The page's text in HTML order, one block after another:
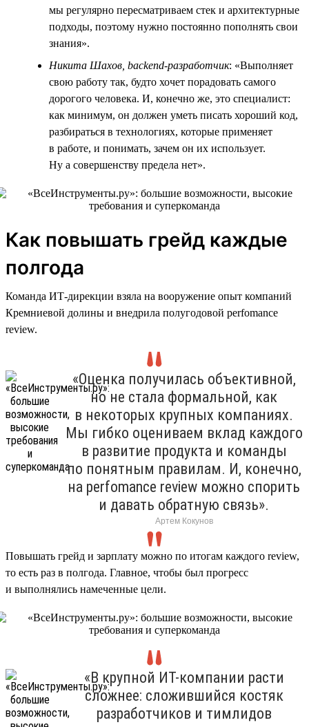
мы регулярно пересматриваем стек и архитектурные
подходы, поэтому нужно постоянно пополнять свои
знания».
Никита Шахов, backend-разработчик: «Выполняет
свою работу так, будто хочет порадовать самого
дорогого человека. И, конечно же, это специалист:
как минимум, он должен уметь писать хороший код,
разбираться в технологиях, которые применяет
в работе, и понимать, зачем он их использует.
Ну а совершенству предела нет».
Как повышать грейд каждые
полгода
Команда ИТ-дирекции взяла на вооружение опыт компаний
Кремниевой долины и внедрила полугодовой perfomance
review.
«Оценка получилась объективной,
но не стала формальной, как
в некоторых крупных компаниях.
Мы гибко оцениваем вклад каждого
в развитие продукта и команды
по понятным правилам. И, конечно,
на perfomance review можно спорить
и давать обратную связь».
Артем Кокунов
Повышать грейд и зарплату можно по итогам каждого review,
то есть раз в полгода. Главное, чтобы был прогресс
и выполнялись намеченные цели.
«В крупной ИТ-компании расти
сложнее: сложившийся костяк
разработчиков и тимлидов